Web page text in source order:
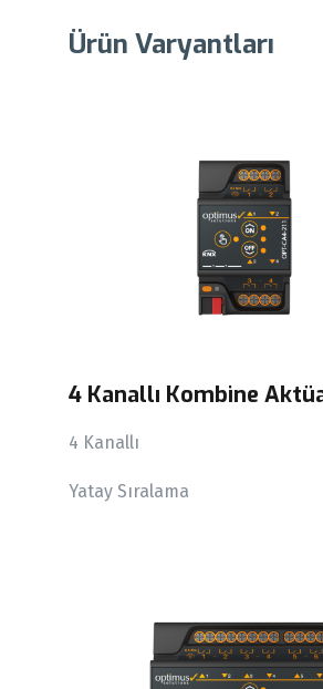
Ürün Varyantları
4 Kanallı Kombine
4 Kanallı
Yatay Sıralama